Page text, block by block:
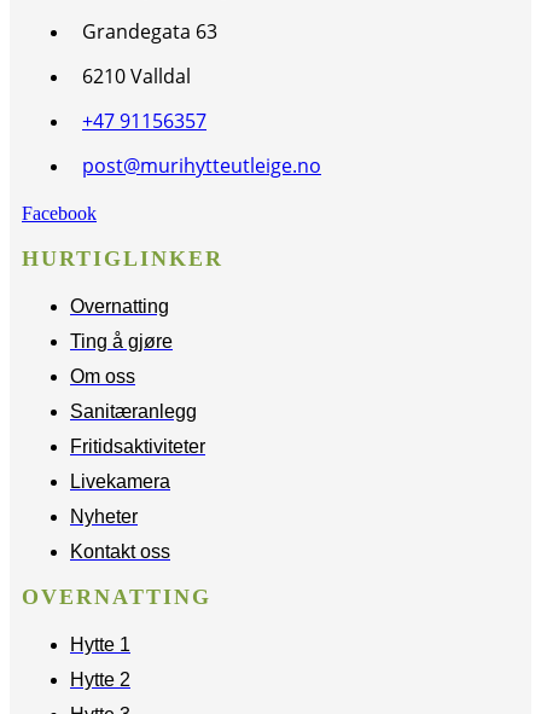
Grandegata 63
6210 Valldal
+47 91156357
post@murihytteutleige.no
Facebook
HURTIGLINKER
Overnatting
Ting å gjøre
Om oss
Sanitæranlegg
Fritidsaktiviteter
Livekamera
Nyheter
Kontakt oss
OVERNATTING
Hytte 1
Hytte 2